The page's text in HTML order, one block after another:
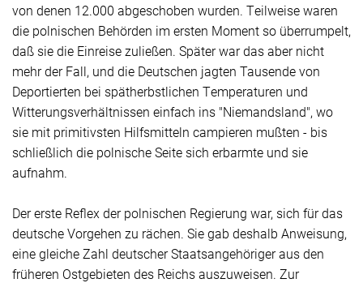
von denen 12.000 abgeschoben wurden. Teilweise waren
die polnischen Behörden im ersten Moment so überrumpelt,
daß sie die Einreise zuließen. Später war das aber nicht
mehr der Fall, und die Deutschen jagten Tausende von
Deportierten bei spätherbstlichen Temperaturen und
Witterungsverhältnissen einfach ins "Niemandsland", wo
sie mit primitivsten Hilfsmitteln campieren mußten - bis
schließlich die polnische Seite sich erbarmte und sie
aufnahm.
Der erste Reflex der polnischen Regierung war, sich für das
deutsche Vorgehen zu rächen. Sie gab deshalb Anweisung,
eine gleiche Zahl deutscher Staatsangehöriger aus den
früheren Ostgebieten des Reichs auszuweisen. Zur